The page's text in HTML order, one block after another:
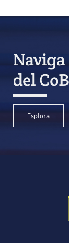
del
Esplora